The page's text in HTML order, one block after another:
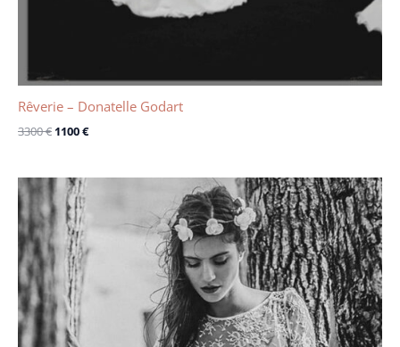
Rêverie – Donatelle Godart
3300€ 1100€
Le
prix
initial
était :
3240 €.1800 €.